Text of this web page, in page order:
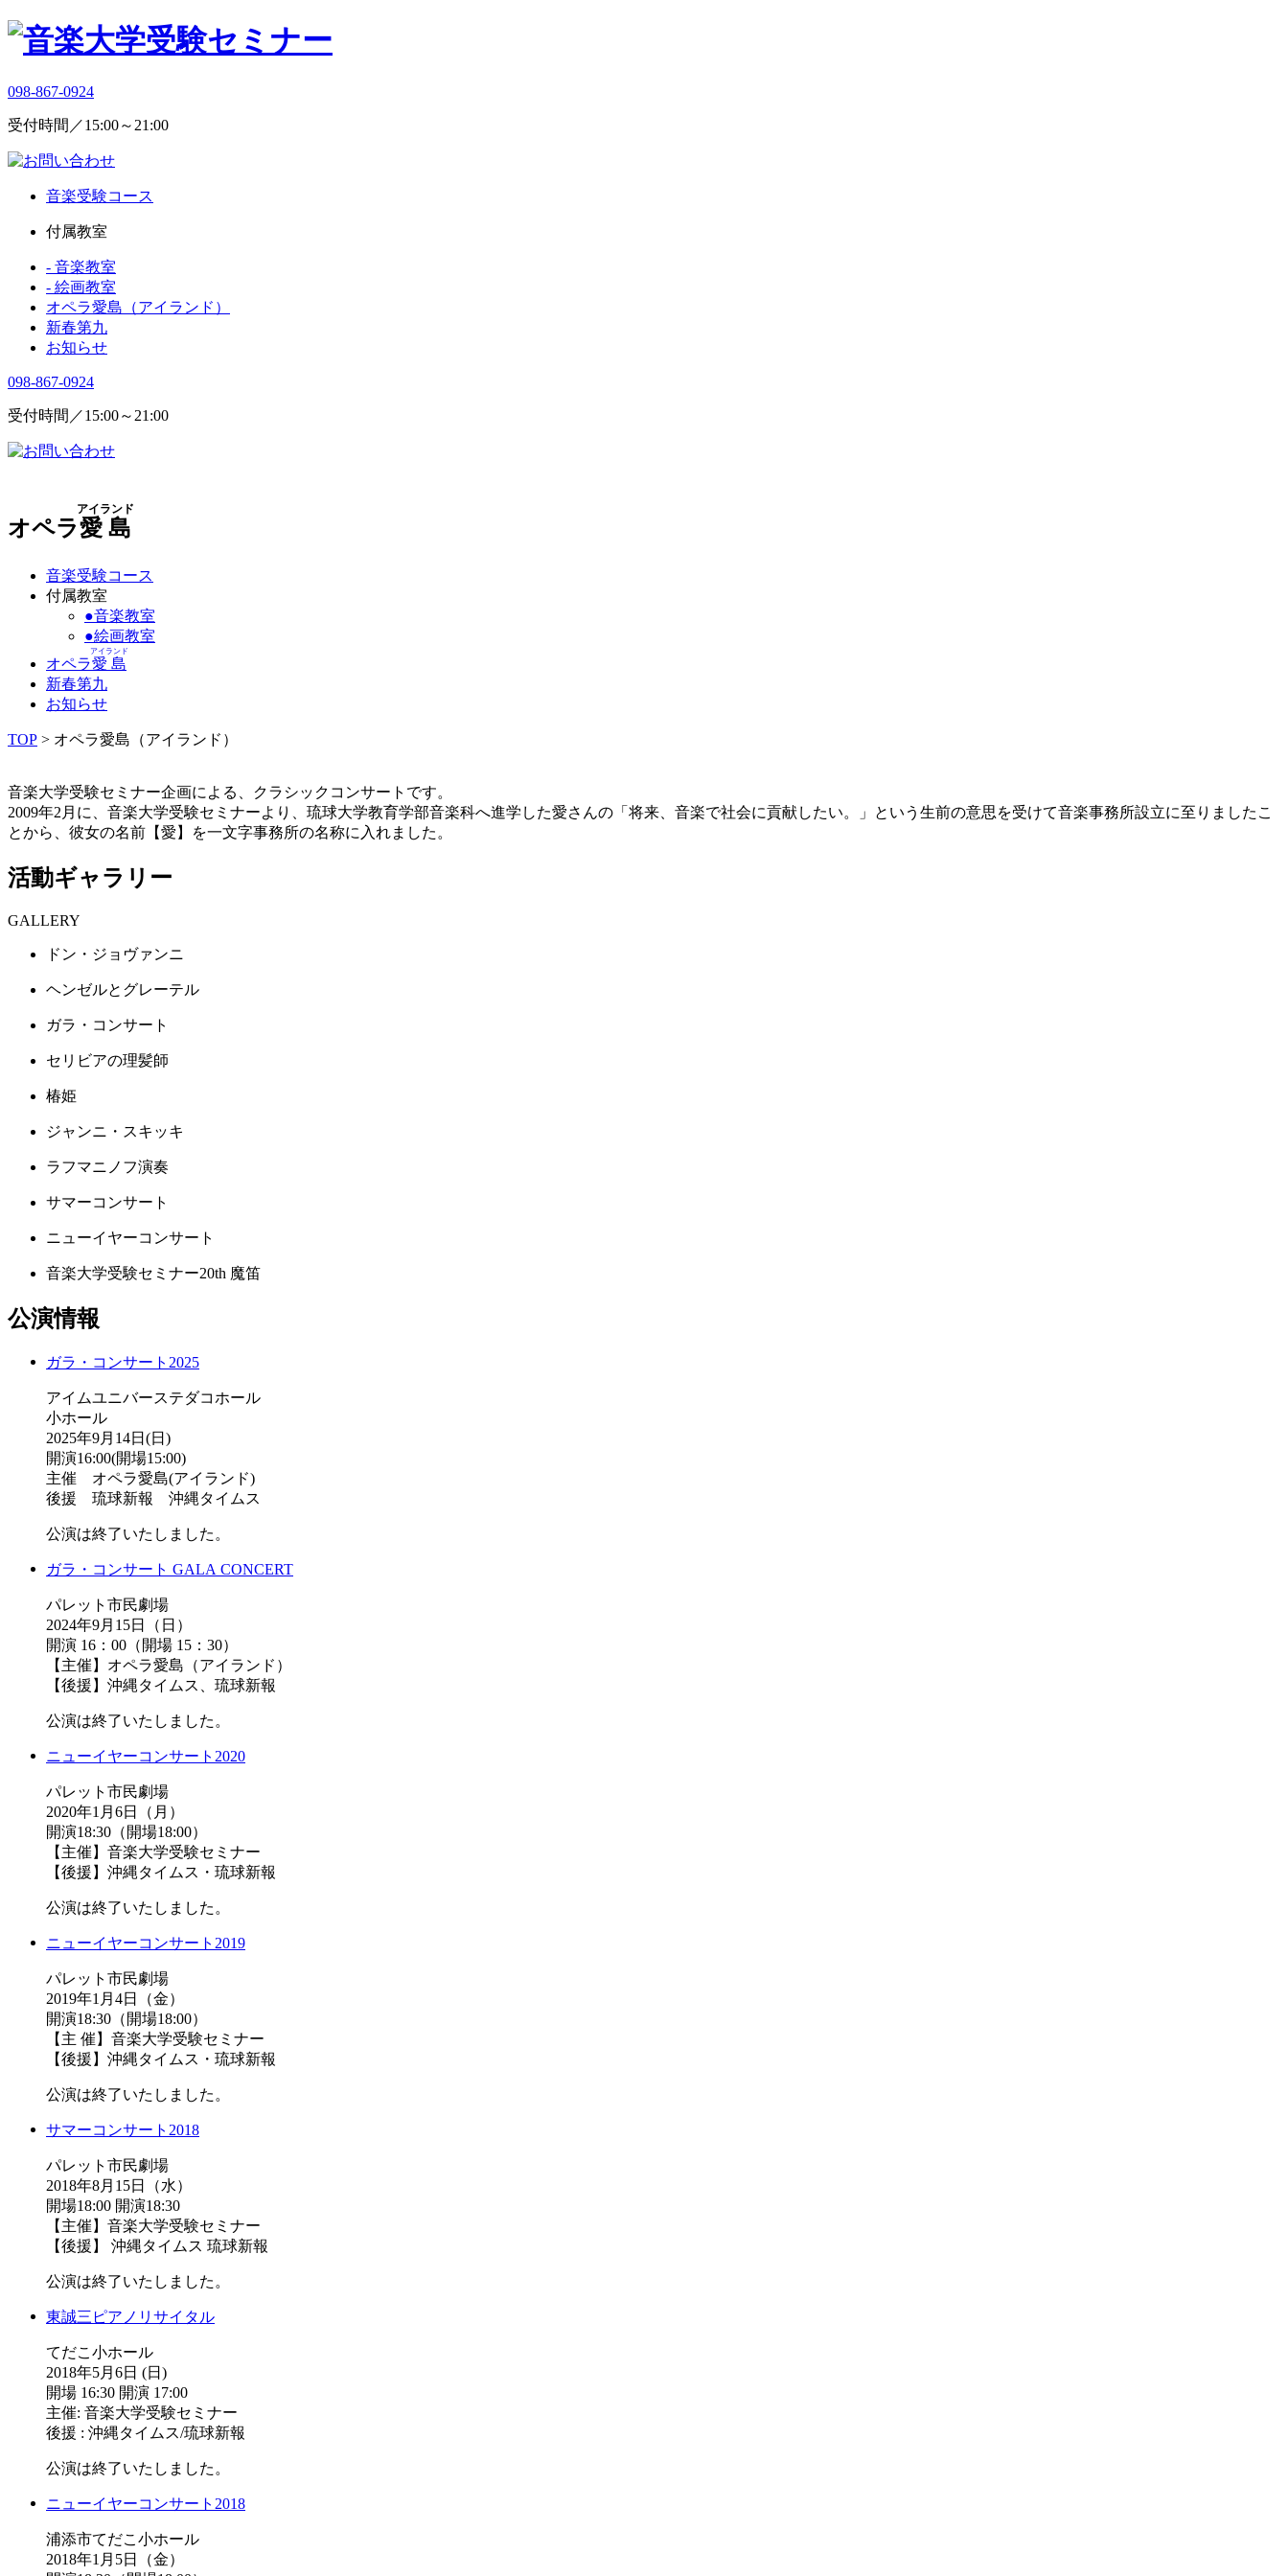
098-867-0924
受付時間／15:00～21:00
音楽受験コース
付属教室
- 音楽教室
- 絵画教室
オペラ愛島（アイランド）
新春第九
お知らせ
098-867-0924
受付時間／15:00～21:00
オペラ愛島
アイランド
音楽受験コース
付属教室
●音楽教室
●絵画教室
オペラ愛島
アイランド
新春第九
お知らせ
TOP > オペラ愛島（アイランド）
音楽大学受験セミナー企画による、クラシックコンサートです。
2009年2月に、音楽大学受験セミナーより、琉球大学教育学部音楽科へ進学した愛さんの「将来、音楽で社会に貢献したい。」という生前の意思を受けて音楽事務所設立に至りましたこ
とから、彼女の名前【愛】を一文字事務所の名称に入れました。
活動ギャラリー
GALLERY
ドン・ジョヴァンニ
ヘンゼルとグレーテル
ガラ・コンサート
セリビアの理髪師
椿姫
ジャンニ・スキッキ
ラフマニノフ演奏
サマーコンサート
ニューイヤーコンサート
音楽大学受験セミナー20th 魔笛
公演情報
ガラ・コンサート2025
アイムユニバーステダコホール
小ホール
2025年9月14日(日)
開演16:00(開場15:00)
主催 オペラ愛島(アイランド)
後援 琉球新報 沖縄タイムス
公演は終了いたしました。
ガラ・コンサート GALA CONCERT
パレット市民劇場
2024年9月15日（日）
開演 16：00（開場 15：30）
【主催】オペラ愛島（アイランド）
【後援】沖縄タイムス、琉球新報
公演は終了いたしました。
ニューイヤーコンサート2020
パレット市民劇場
2020年1月6日（月）
開演18:30（開場18:00）
【主催】音楽大学受験セミナー
【後援】沖縄タイムス・琉球新報
公演は終了いたしました。
ニューイヤーコンサート2019
パレット市民劇場
2019年1月4日（金）
開演18:30（開場18:00）
【主 催】音楽大学受験セミナー
【後援】沖縄タイムス・琉球新報
公演は終了いたしました。
サマーコンサート2018
パレット市民劇場
2018年8月15日（水）
開場18:00 開演18:30
【主催】音楽大学受験セミナー
【後援】 沖縄タイムス 琉球新報
公演は終了いたしました。
東誠三ピアノリサイタル
てだこ小ホール
2018年5月6日 (日)
開場 16:30 開演 17:00
主催: 音楽大学受験セミナー
後援 : 沖縄タイムス/琉球新報
公演は終了いたしました。
ニューイヤーコンサート2018
浦添市てだこ小ホール
2018年1月5日（金）